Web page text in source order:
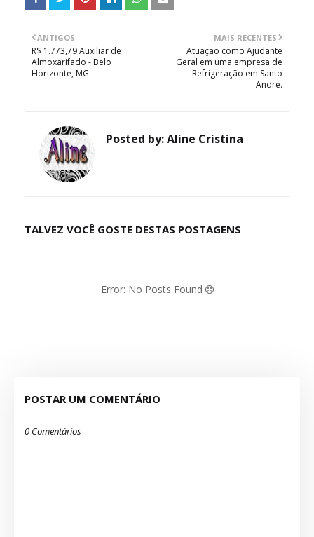
MAIS RECENTES
Atuação como Ajudante
Geral em uma empresa de
Refrigeração em Santo
André.
ANTIGOS
R$ 1.773,79 Auxiliar de
Almoxarifado - Belo
Horizonte, MG
Posted by:Aline Cristina
TALVEZ VOCÊ GOSTE DESTAS POSTAGENS
Error: No Posts Found
POSTAR UM COMENTÁRIO
0 Comentários